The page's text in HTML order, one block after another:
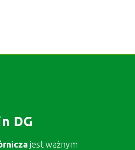
DG
jest ważnym